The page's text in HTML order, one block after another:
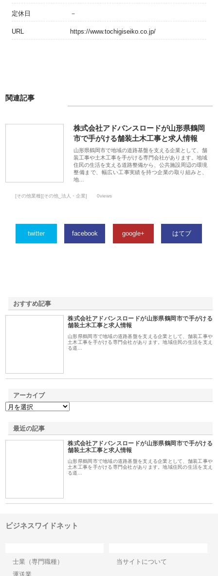
定休日 －
URL https://www.tochigiseiko.co.jp/
関連記事
株式会社アドバンスロードが山形県鶴岡
市で手がける舗装土木工事と求人情報
山形県鶴岡市で地域の道路基盤を支える企業として、舗
装工事や土木工事を手がける専門会社があります。地域
住民の生活を支える道路整備から、公共施設周辺の環境
整備まで、幅広い工事実績を持つ企業の取り組みと、
地…
[その他業種][その他_法人・企業] 0views
twitter facebook google+ はてブ
おすすめ記事
株式会社アドバンスロードが山形県鶴岡市で手がける
舗装土木工事と求人情報
山形県鶴岡市で地域の道路基盤を支える企業として、舗装工事や
土木工事を手がける専門会社があります。地域住民の生活を支え
る道…
アーカイブ
最近の記事
株式会社アドバンスロードが山形県鶴岡市で手がける
舗装土木工事と求人情報
山形県鶴岡市で地域の道路基盤を支える企業として、舗装工事や
土木工事を手がける専門会社があります。地域住民の生活を支え
る道…
ビジネスワイドネット
士業（専門職種）
運送業
当サイトについて